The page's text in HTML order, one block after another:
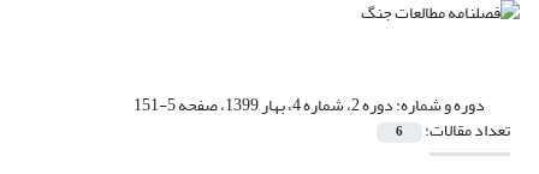
دوره و شماره:دوره 2، شماره 4، بهار 1399، صفحه 5-151
تعداد مقالات: 6